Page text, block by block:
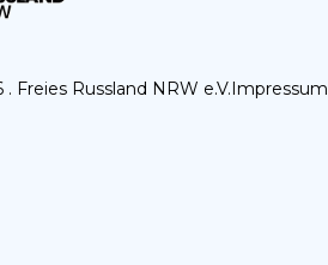
. Freies Russland NRW e.V.Impressum